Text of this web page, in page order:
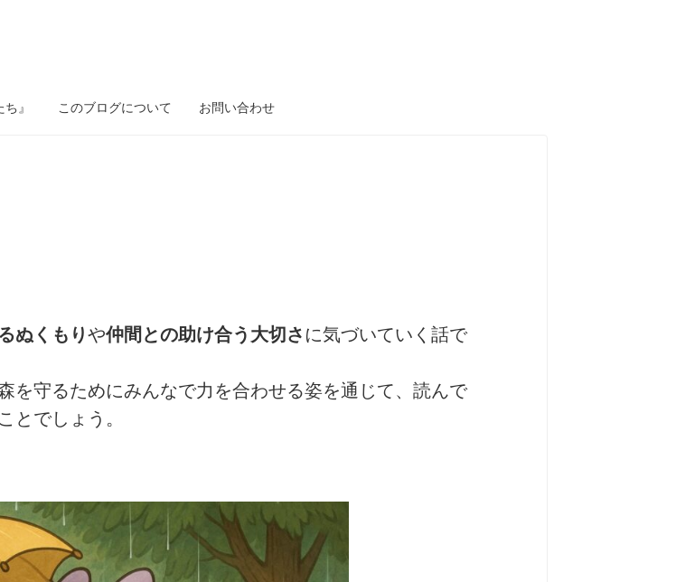
』 このブログについて お問い合わせ
ぬくもりや仲間との助け合う大切さ に気づいていく話で
を守るためにみんなで力を合わせる姿を通じて、読んで
とでしょう。